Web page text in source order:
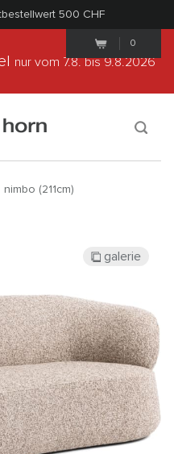
500 CHF
0
nur vom 7.8.bis 9.8.2026
nimbo (211cm)
galerie